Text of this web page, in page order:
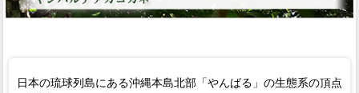
日本の琉球列島にある沖縄本島北部「やんばる」の生態系の頂点